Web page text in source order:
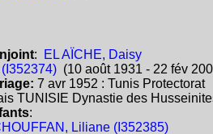
:
EL AÏCHE, Daisy
(10 août 1931 - 22 fév
7 avr 1952 : Tunis Protectorat
TUNISIE Dynastie des
:
Liliane (I352385)